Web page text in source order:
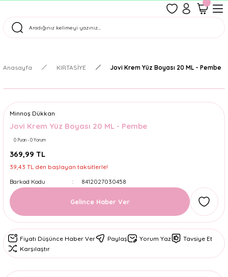
Tüm Siparişler Aynı Gün Kargoda!
Anasayfa KIRTASİYE Jovi Krem Yüz Boyası 20 ML - Pembe
Minnoş Dükkan
Jovi Krem Yüz Boyası 20 ML - Pembe
0 Puan - 0 Yorum
369,99 TL
39,43 TL den başlayan taksitlerle!
Barkod Kodu
8412027030458
Gelince Haber Ver
Fiyatı Düşünce Haber Ver Paylaş Yorum Yaz
Tavsiye Et
Karşılaştır